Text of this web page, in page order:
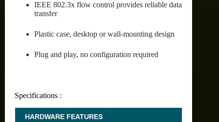
IEEE 802.3x flow control provides reliable data
transfer
Plastic case, desktop or wall-mounting design
Plug and play, no configuration required
Specifications :
HARDWARE FEATURES